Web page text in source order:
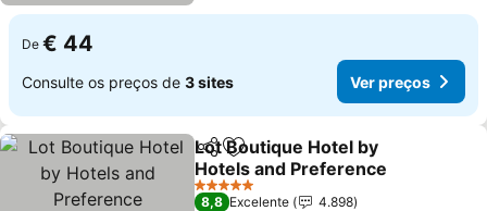
De € 44
Consulte os preços de 3 sites Ver preços
PartilharAdicionar aos favoritos
Lot Boutique Hotel by
Hotels and Preference
Ver preços
5 Estrelas
8,8 Excelente
4.898